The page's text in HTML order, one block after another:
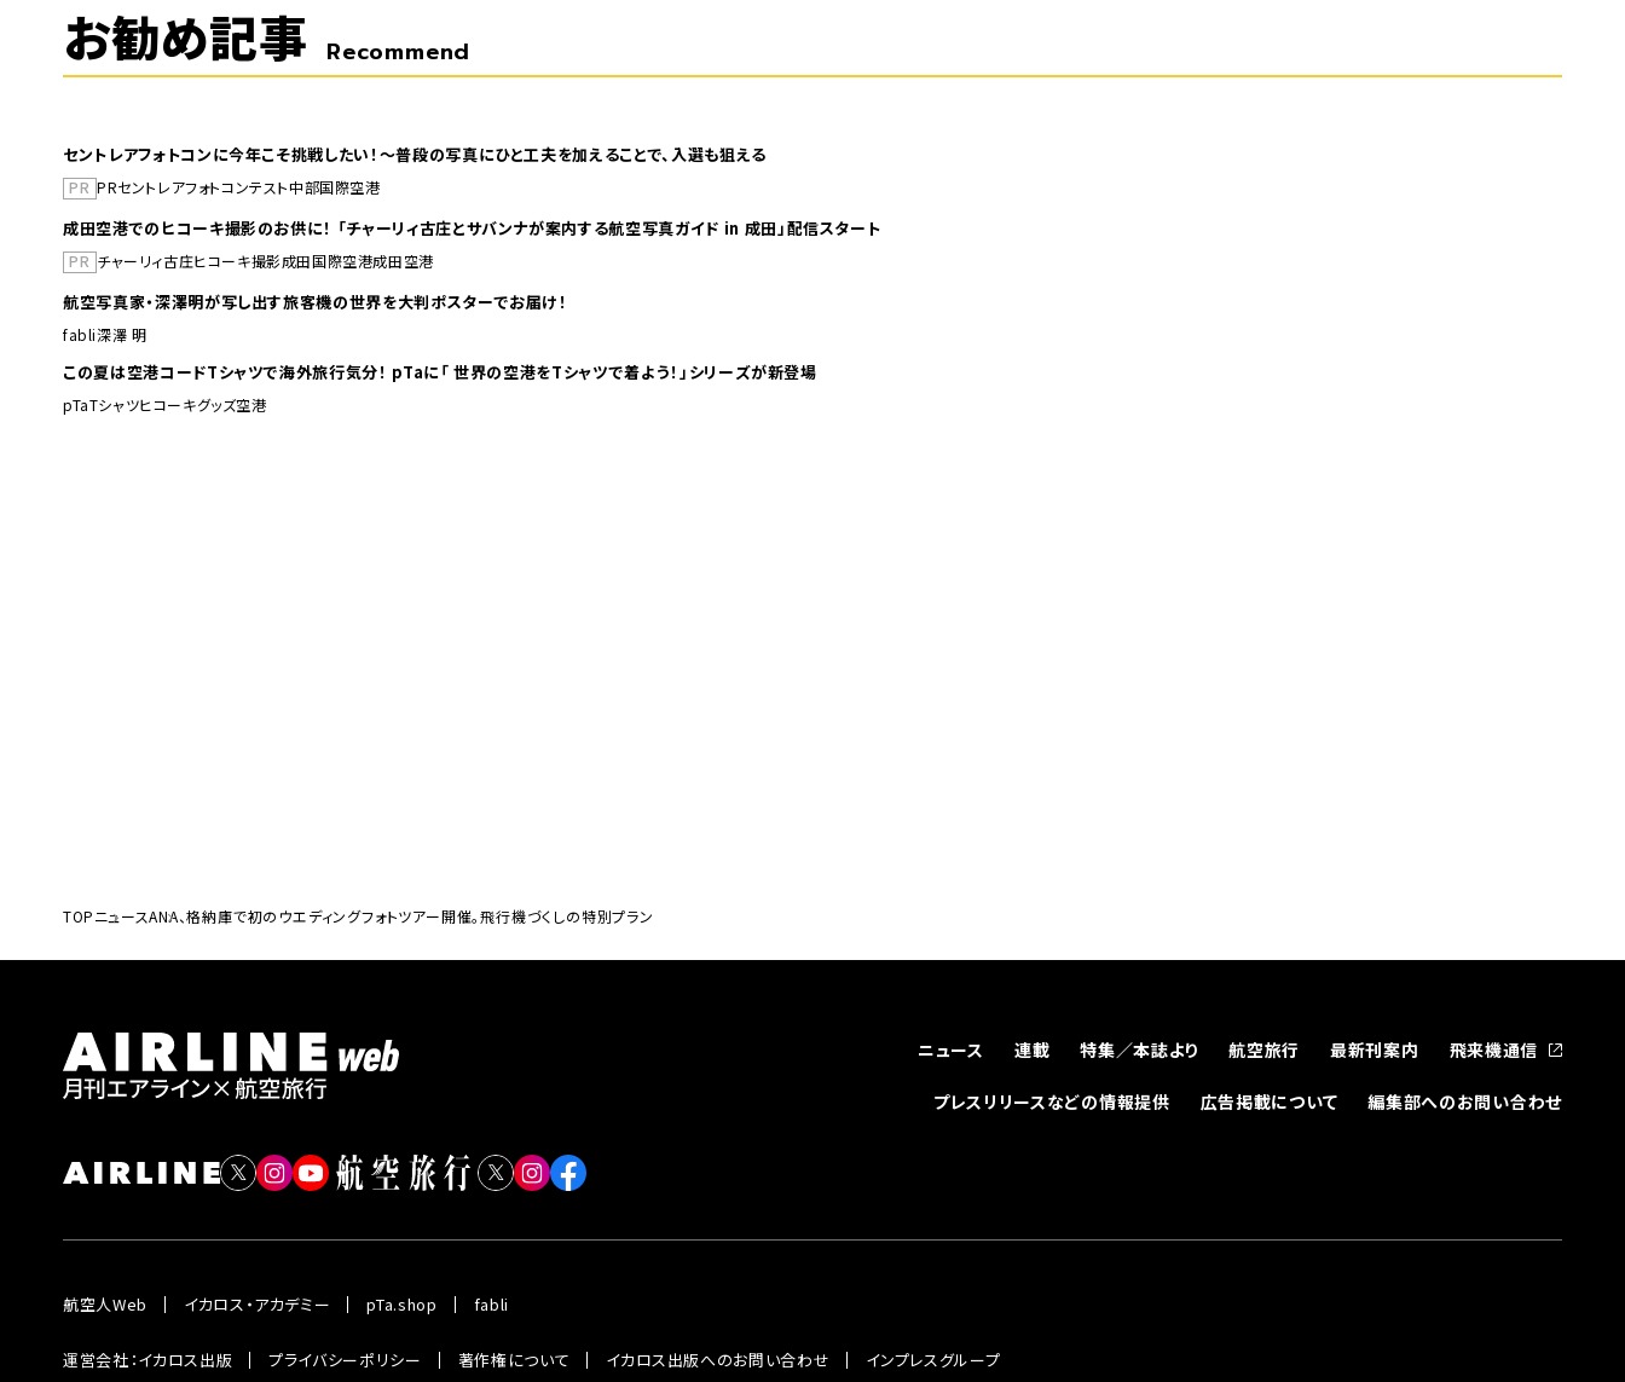
お勧め記事 Recommend
セントレアフォトコンに今年こそ挑戦したい！～普段の写真にひと工夫を加えることで、入選も狙える
PR PRセントレアフォトコンテスト中部国際空港
成田空港でのヒコーキ撮影のお供に！ 「チャーリィ古庄とサバンナが案内する航空写真ガイド in 成田」配信スタート
PR チャーリィ古庄ヒコーキ撮影成田国際空港成田空港
航空写真家・深澤明が写し出す旅客機の世界を大判ポスターでお届け！
fabli深澤 明
この夏は空港コードTシャツで海外旅行気分！ pTaに「 世界の空港をTシャツで着よう！」シリーズが新登場
pTaTシャツヒコーキグッズ空港
TOPニュースANA、格納庫で初のウエディングフォトツアー開催。飛行機づくしの特別プラン
ニュース 連載 特集／本誌より 航空旅行 最新刊案内 飛来機通信
プレスリリースなどの情報提供 広告掲載について 編集部へのお問い合わせ
航空人Web イカロス・アカデミー pTa.shop fabli
運営会社：イカロス出版 プライバシーポリシー 著作権について イカロス出版へのお問い合わせ インプレスグループ